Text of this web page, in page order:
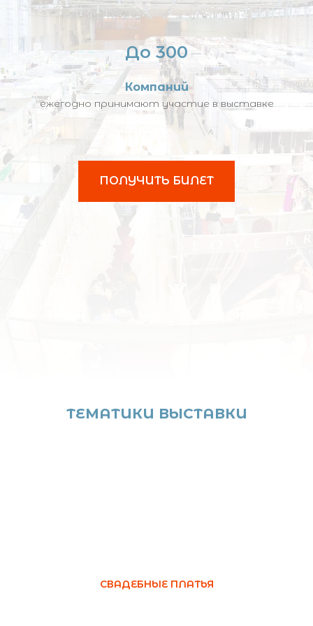
До 300
Компаний
ежегодно принимают участие в выставке
ПОЛУЧИТЬ БИЛЕТ
ТЕМАТИКИ ВЫСТАВКИ
СВАДЕБНЫЕ ПЛАТЬЯ